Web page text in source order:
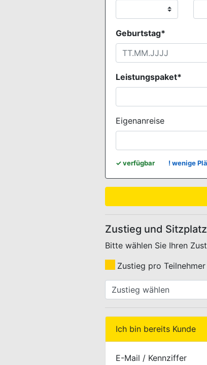
Geburtstag*
Leistungspaket*
Eigenanreise
✓verfügbar ! wenige
Zustieg und Sitzplatz
Bitte wählen Sie Ihren
Zustieg pro
Ich bin bereits Kunde
E-Mail / Kennziffer